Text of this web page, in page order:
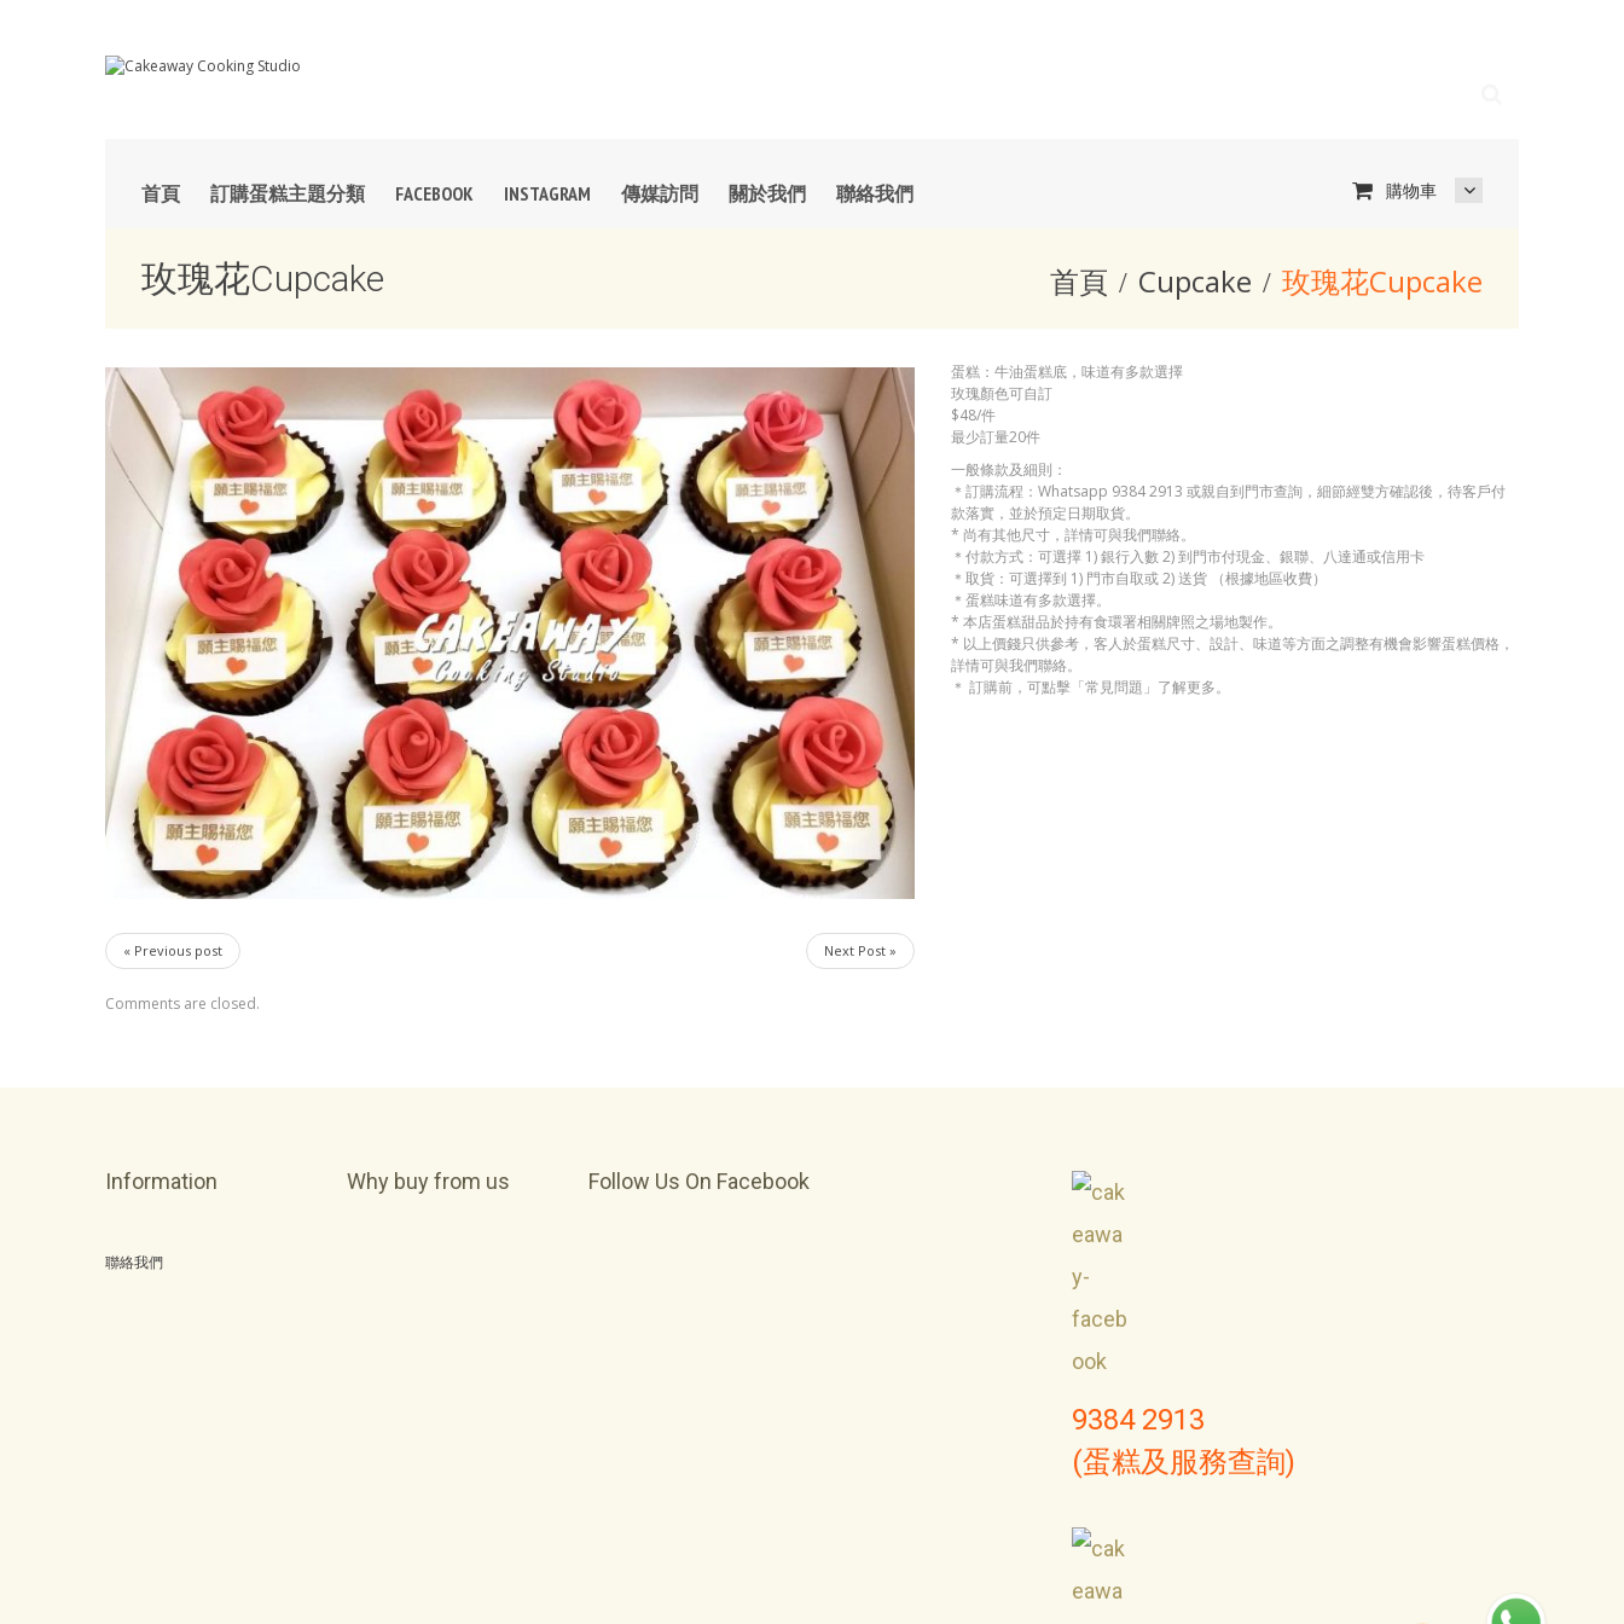
首頁 訂購蛋糕主題分類 FACEBOOK INSTAGRAM 傳媒訪問 關於我們 聯絡我們 購物車
玫瑰花Cupcake 首頁 Cupcake 玫瑰花Cupcake
« Previous post Next Post »
蛋糕：牛油蛋糕底，味道有多款選擇
玫瑰顏色可自訂
$48/件
最少訂量20件
一般條款及細則：
＊訂購流程：Whatsapp 9384 2913 或親自到門市查詢，細節經雙方確認後，待客戶付
款落實，並於預定日期取貨。
* 尚有其他尺寸，詳情可與我們聯絡。
＊付款方式：可選擇 1) 銀行入數 2) 到門市付現金、銀聯、八達通或信用卡
＊取貨：可選擇到 1) 門市自取或 2) 送貨 （根據地區收費）
＊蛋糕味道有多款選擇。
* 本店蛋糕甜品於持有食環署相關牌照之場地製作。
* 以上價錢只供參考，客人於蛋糕尺寸、設計、味道等方面之調整有機會影響蛋糕價格，
詳情可與我們聯絡。
＊ 訂購前，可點擊「常見問題」了解更多。
Comments are closed.
Information
聯絡我們
Why buy from us Follow Us On Facebook
9384 2913
(蛋糕及服務查詢)